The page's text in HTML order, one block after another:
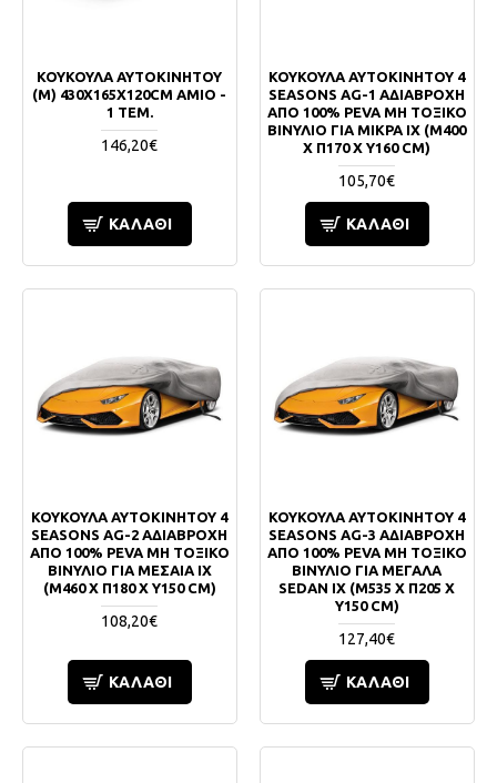
ΚΟΥΚΟΥΛΑ ΑΥΤΟΚΙΝΗΤΟΥ
(M) 430X165X120CM ΑΜΙΟ -
1 ΤΕΜ.
146,20€
ΚΑΛΆΘΙ
ΚΟΥΚΟΥΛΑ ΑΥΤΟΚΙΝΗΤΟΥ 4
SEASONS AG-1 ΑΔΙΑΒΡΟΧΗ
ΑΠΟ 100% PEVA ΜΗ ΤΟΞΙΚΟ
ΒΙΝΥΛΙΟ ΓΙΑ ΜΙΚΡΑ ΙΧ (Μ400
Χ Π170 Χ Υ160 CM)
105,70€
ΚΑΛΆΘΙ
ΚΟΥΚΟΥΛΑ ΑΥΤΟΚΙΝΗΤΟΥ 4
SEASONS AG-2 ΑΔΙΑΒΡΟΧΗ
ΑΠΟ 100% PEVA ΜΗ ΤΟΞΙΚΟ
ΒΙΝΥΛΙΟ ΓΙΑ ΜΕΣΑΙΑ ΙΧ
(Μ460 Χ Π180 Χ Υ150 CM)
108,20€
ΚΑΛΆΘΙ
ΚΟΥΚΟΥΛΑ ΑΥΤΟΚΙΝΗΤΟΥ 4
SEASONS AG-3 ΑΔΙΑΒΡΟΧΗ
ΑΠΟ 100% PEVA ΜΗ ΤΟΞΙΚΟ
ΒΙΝΥΛΙΟ ΓΙΑ ΜΕΓΑΛΑ
SEDAN ΙΧ (Μ535 Χ Π205 Χ
Υ150 CM)
127,40€
ΚΑΛΆΘΙ